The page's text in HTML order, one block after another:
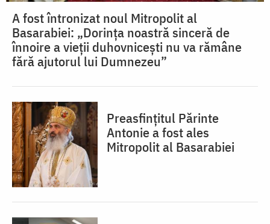
A fost întronizat noul Mitropolit al
Basarabiei: „Dorința noastră sinceră de
înnoire a vieții duhovnicești nu va rămâne
fără ajutorul lui Dumnezeu”
Preasfințitul Părinte
Antonie a fost ales
Mitropolit al Basarabiei